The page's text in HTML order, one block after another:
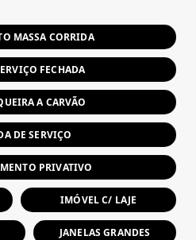
MASSA CORRIDA
FECHADA
A CARVÃO
DE SERVIÇO
PRIVATIVO
IMÓVEL C/ LAJE
JANELAS GRANDES